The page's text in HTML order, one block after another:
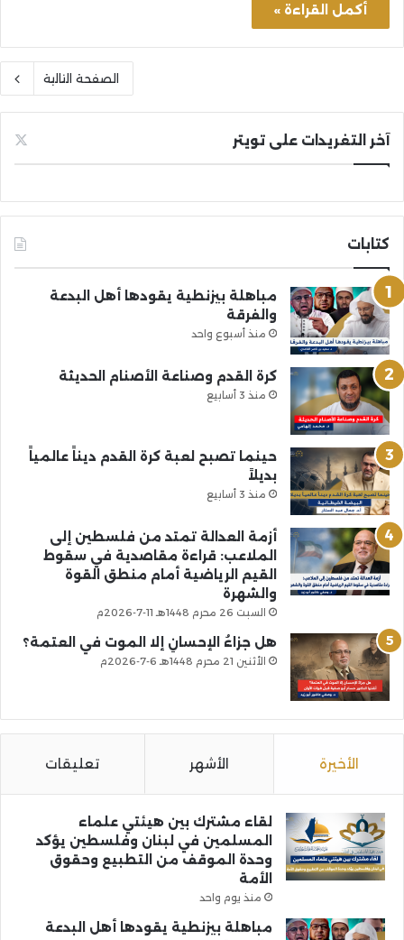
أكمل القراءة »
الصفحة التالية
آخر التغريدات على تويتر
كتابات
مباهلة بيزنطية يقودها أهل البدعة
والفرقة
منذ أسبوع واحد
كرة القدم وصناعة الأصنام الحديثة
منذ 3 أسابيع
حينما تصبح لعبة كرة القدم ديناً عالمياً
بديلاً
منذ 3 أسابيع
أزمة العدالة تمتد من فلسطين إلى
الملاعب: قراءة مقاصدية في سقوط
القيم الرياضية أمام منطق القوة
والشهرة
السبت 26 محرم 1448هـ 11-7-2026م
هل جزاءُ الإحسانِ إلا الموت في العتمة؟
الأثنين 21 محرم 1448هـ 6-7-2026م
الأخيرة الأشهر تعليقات
لقاء مشترك بين هيئتي علماء
المسلمين في لبنان وفلسطين يؤكد
وحدة الموقف من التطبيع وحقوق
الأمة
منذ يوم واحد
مباهلة بيزنطية يقودها أهل البدعة